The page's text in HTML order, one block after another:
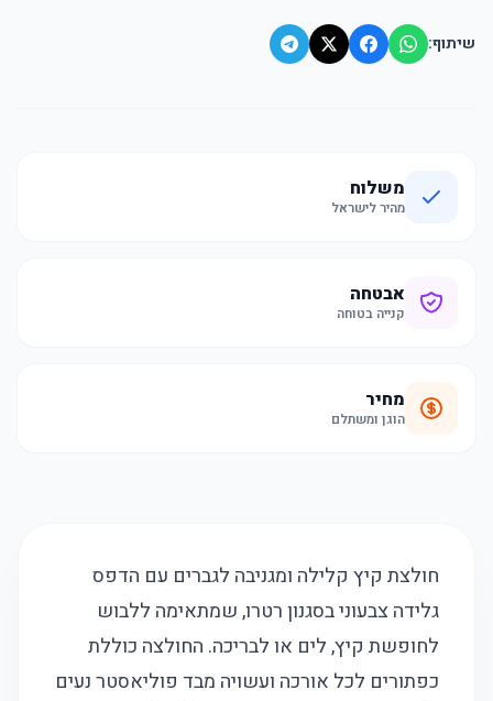
שיתוף:
משלוח
מהיר לישראל
אבטחה
קנייה בטוחה
מחיר
הוגן ומשתלם
חולצת קיץ קלילה ומגניבה לגברים עם הדפס
גלידה צבעוני בסגנון רטרו, שמתאימה ללבוש
לחופשת קיץ, לים או לבריכה. החולצה כוללת
כפתורים לכל אורכה ועשויה מבד פוליאסטר נעים